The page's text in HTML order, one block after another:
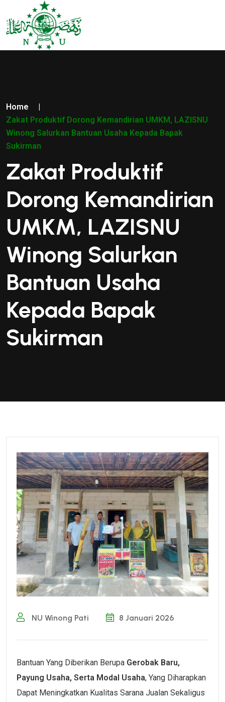
Home
|
Zakat Produktif Dorong Kemandirian UMKM, LAZISNU
Winong Salurkan Bantuan Usaha Kepada Bapak
Sukirman
Zakat Produktif
Dorong Kemandirian
UMKM, LAZISNU
Winong Salurkan
Bantuan Usaha
Kepada Bapak
Sukirman
NU Winong Pati 8 Januari 2026
Bantuan Yang Diberikan Berupa Gerobak Baru,
Payung Usaha, Serta Modal Usaha, Yang Diharapkan
Dapat Meningkatkan Kualitas Sarana Jualan Sekaligus